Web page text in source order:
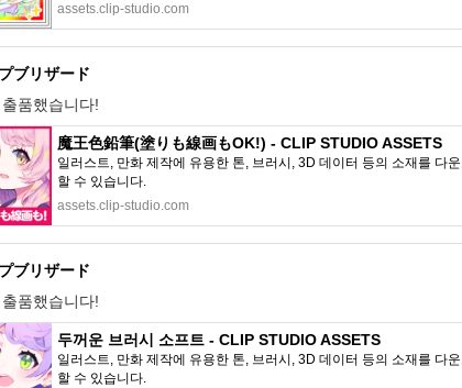
assets.clip-studio.com
ブリザード
품했습니다!
魔王色鉛筆(塗りも線画もOK!) - CLIP STUDIO ASSETS
일러스트, 만화 제작에 유용한 톤, 브러시, 3D 데이터 등의 소재를 다
할 수 있습니다.
assets.clip-studio.com
ブリザード
품했습니다!
두꺼운 브러시 소프트 - CLIP STUDIO ASSETS
일러스트, 만화 제작에 유용한 톤, 브러시, 3D 데이터 등의 소재를 다
할 수 있습니다.